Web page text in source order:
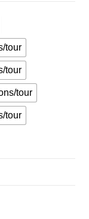
tour
tour
tour
tour